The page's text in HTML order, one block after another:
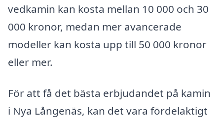
vedkamin kan kosta mellan 10 000 och 30
000 kronor, medan mer avancerade
modeller kan kosta upp till 50 000 kronor
eller mer.
För att få det bästa erbjudandet på kamin
i Nya Långenäs, kan det vara fördelaktigt